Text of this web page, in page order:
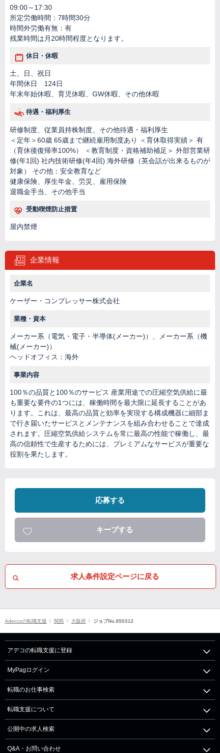
09:00～17:30
所定労働時間：7時間30分
時間外労働有無：有
残業時間は月20時間程度となります。
休日・休暇
土、日、祝日
年間休日 124日
年末年始休暇、育児休暇、GW休暇、その他休暇
待遇・福利厚生
研修制度、従業員持株制度、その他待遇・福利厚生
＜定年＞60歳 65歳まで継続雇用制度あり ＜育休取得実績＞ 有
（育休後復帰率100%） ＜教育制度・資格補助補足＞ 外部営業研
修(年1回) 社内技術研修(年4回) 海外研修（英会話が出来るものが
対象） その他：安全教育など
健康保険、厚生年金、労災、雇用保険
退職金手当、その他手当
受動喫煙防止措置
屋内禁煙
企業情報
企業名
ケーザー・コンプレッサー株式会社
業種・資本
メーカー系（電気・電子・半導体(メーカー)）、メーカー系（機
械(メーカー)）
ヘッドオフィス：海外
事業内容
100％の品質と100％のサービス 産業用途での圧縮空気供給に最
も重要な要件の1つには、稼働時間を最大限に延長することがあ
ります。これは、最高の品質と効率を実現する構成機器に細部ま
で行き届いたサービスとメンテナンスを組み合わせることで達成
されます。圧縮空気供給システムを常に最高の性能で稼働し、最
高の信頼性で生産するためには、プレミアムなサービスが重要な
役割を果たします。
応募する
キープする
求人条件設定ページに戻る
Adeccoの転職支援 関西 大阪府 ジョブNo.850312
アデコの転職支援に登録
MyPagログイン
転職のお仕事検索
転職支援について
公開中の求人検索
Q&A・お問い合わせ